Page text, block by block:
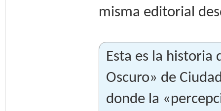
misma editorial
Esta es la historia
Oscuro» de
donde la